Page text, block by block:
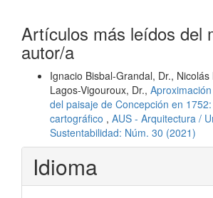
Artículos más leídos del
autor/a
Ignacio Bisbal-Grandal, Dr.,
Lagos-Vigouroux, Dr.,
del paisaje de Concepción en
cartográfico , AUS - Arquitectura /
Sustentabilidad: Núm. 30 (2021)
Idioma